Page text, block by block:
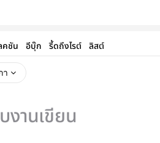
คชัน อีบุ๊ก รี้ดถึงไรต์ ลิสต์
า
งานเขียน